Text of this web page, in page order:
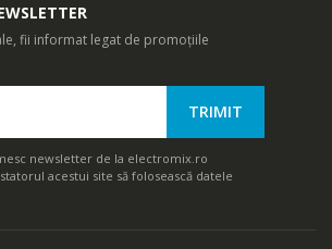
fii informat legat de promoțiile
newsletter de la electromix.ro
acestui site să folosească datele